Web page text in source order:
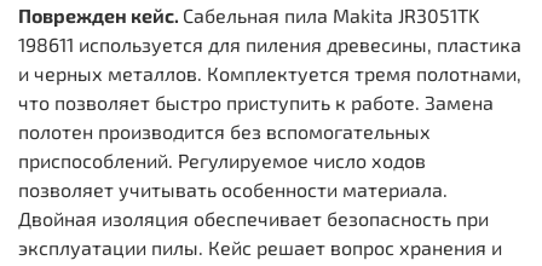
Поврежден кейс. Сабельная пила Makita JR3051TK
198611 используется для пиления древесины, пластика
и черных металлов. Комплектуется тремя полотнами,
что позволяет быстро приступить к работе. Замена
полотен производится без вспомогательных
приспособлений. Регулируемое число ходов
позволяет учитывать особенности материала.
Двойная изоляция обеспечивает безопасность при
эксплуатации пилы. Кейс решает вопрос хранения и